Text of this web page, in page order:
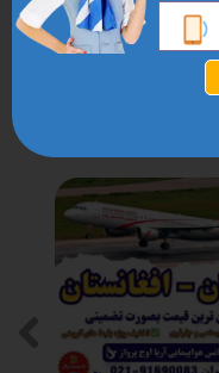
تیر،روبروی بانک
تجارت،ساختمان